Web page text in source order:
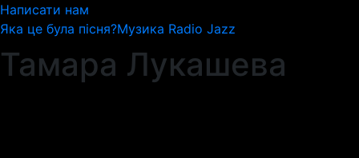
Написати нам
Яка це була пісня?Музика Radio Jazz
Тамара Лукашева